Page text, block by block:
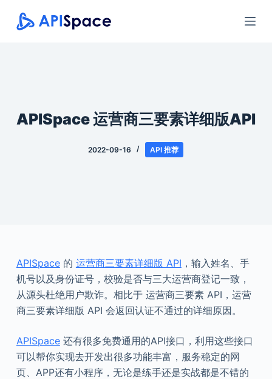
跳
过
APISpace 运营商三要素详细版API
2022-09-16 API 推荐
APISpace的 运营商三要素详细版 API ，输入姓名、手
机号以及身份证号，校验是否与三大运营商登记一致，
从源头杜绝用户欺诈。相比于 运营商三要素 API，运营
商三要素详细版 API 会返回认证不通过的详细原因。
APISpace还有很多免费通用的API接口，利用这些接口
可以帮你实现去开发出很多功能丰富，服务稳定的网
页、APP还有小程序，无论是练手还是实战都是不错的